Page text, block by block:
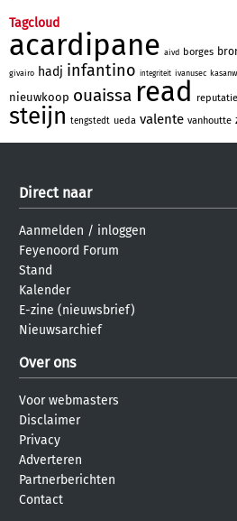
Tagcloud
acardipane aivd borges
givairo hadj infantino integriteit ivanusec
nieuwkoop ouaissa read reputatie
steijn tengstedt ueda valente vanhoutte
Direct naar
Aanmelden / inloggen
Feyenoord Forum
Stand
Kalender
E-zine (nieuwsbrief)
Nieuwsarchief
Over ons
Voor webmasters
Disclaimer
Privacy
Adverteren
Partnerberichten
Contact